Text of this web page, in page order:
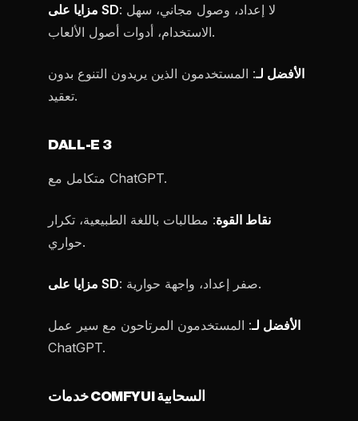
مزايا على SD: لا إعداد، وصول مجاني، سهل
الاستخدام، أدوات أصول الألعاب.
الأفضل لـ: المستخدمون الذين يريدون التنوع بدون
تعقيد.
DALL-E 3
متكامل مع ChatGPT.
نقاط القوة: مطالبات باللغة الطبيعية، تكرار
حواري.
مزايا على SD : صفر إعداد، واجهة حوارية.
الأفضل لـ: المستخدمون المرتاحون مع سير عمل
ChatGPT.
خدمات COMFYUI السحابية